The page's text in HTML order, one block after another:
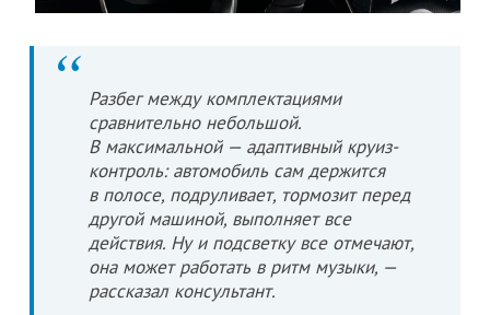
Разбег между комплектациями
сравнительно небольшой.
В максимальной — адаптивный круиз-
контроль: автомобиль сам держится
в полосе, подруливает, тормозит перед
другой машиной, выполняет все
действия. Ну и подсветку все отмечают,
она может работать в ритм музыки, —
рассказал консультант.